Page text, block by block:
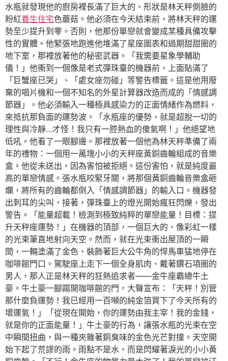
水瓶就發現他的廚房裡長滿了巨大的、形狀是林天秤側臉的
粉紅養生住宅色蘑菇。他必須在今天結束前，將林天秤的運
勢至少提升到零。否則，他那份單戀就會變成某種具備攻擊
性的實體。他緊張地跑進他堆滿了星座圖表和過期甜甜圈的
地下室，那裡放著他的秘密武器。「我需要星象學輔助
儀！」他衝到一個像是老式彈珠臺的機器前，上面貼滿了
「巨蟹座已哭」、「處女座勿碰」等警告標籤。這是他用廢
棄的唱片機和一個不知名的外星計算器改造而成的「情感調
節器」。他必須輸入一種極具感染力的正面情緒作為燃料，
來抵抗那負面的運勢波。「水瓶座的優勢，就是超脫一切的
理性與冷靜…才怪！我只有一腔熱血的傻氣啊！」他絕望地
低吼。他看了一眼腳邊。那裡放著一個他為林天秤準備了兩
年的禮物：一個用一萬塊小小的天秤座黃銅齒輪組成的音樂
盒。他從未送出，因為害怕被拒絕。這份害怕，就是純度最
高的單戀情感。張水瓶咬緊牙關，將那個黃銅齒輪音樂盒砸
爛，將所有的齒輪都倒入「情感調節器」的輸入口。機器發
出刺耳的尖叫，接著，彈珠臺上的燈光開始瘋狂閃爍，發出
警告。「能量超載！檢測到極致純粹的單戀能量！目標：提
升天秤座運勢！」在機器的頂部，一個巨大的、像彩虹一樣
的光束筆直地射向天空。然而，就在光束衝出屋頂的一瞬
間，一輛塗滿了金色、裝飾著巨大公牛角的悍馬車猛地停在
咖啡館門口。駕駛座上走下一個全身肌肉、戴著鑽石項圈的
男人，那人正是林天秤的狂熱追求者——金牛座霸總牛土
豪。牛土豪一腳踢開咖啡館的門，大聲宣布：「天秤！別管
那什麼負運勢！我已經用一百噸的純金箔買下了今天所有的
壞運氣！」「從現在開始，你的運勢由我主宰！我的金錢，
就是你的正面能量！」牛土豪的行為，讓張水瓶的光束在空
中瞬間扭曲，與一種夾雜著銅臭味的金色光芒對撞。天空開
始下起了荒謬的雨。雨點不是水，而是閃耀著淚光的小小黃